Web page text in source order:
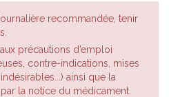
recommandée, tenir
précautions d’emploi
contre-indications, mises
ainsi que la
la notice du médicament.